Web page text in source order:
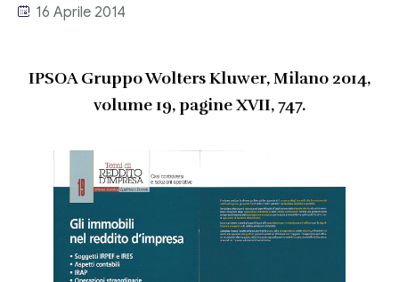
Consulenza del Lavoro
Fiscalità internazionale
Press
Articoli di giornale
Pubblicazioni
Contatti
16 Aprile 2014
IPSOA Gruppo Wolters Kluwer, Milano 2014,
volume 19, pagine XVII, 747.